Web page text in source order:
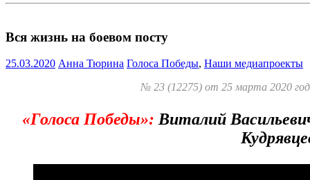
Вся жизнь на боевом посту
25.03.2020 Анна Тюрина Голоса Победы, Наши медиапроекты
№ 23 (12275) от 25 марта 2020
«Голоса Победы»: Виталий